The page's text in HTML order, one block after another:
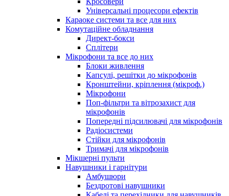
Універсальні процесори ефектів
Караоке системи та все для них
Комутаційне обладнання
Директ-бокси
Сплітери
Мікрофони та все до них
Блоки живлення
Капсулі, решітки до мікрофонів
Кронштейни, кріплення (мікроф.)
Мікрофони
Поп-фільтри та вітрозахист для
мікрофонів
Попередні підсилювачі для мікрофонів
Радіосистеми
Стійки для мікрофонів
Тримачі для мікрофонів
Мікшерні пульти
Навушники і гарнітури
Амбушюри
Бездротові навушники